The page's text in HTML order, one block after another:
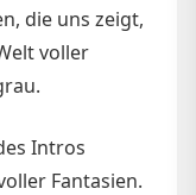
die uns zeigt,
voller
Intros
Fantasien.